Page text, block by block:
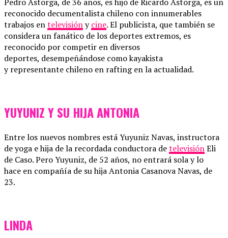
reconocido decumentalista chileno con innumerables
trabajos entelevisiónycine. El publicista, que también se
considera un fanático de los deportes extremos, es
reconocido por competir en diversos
deportes, desempeñándose como kayakista
y representante chileno en rafting en la actualidad.
YUYUNIZ Y SU HIJA ANTONIA
Entre los nuevos nombres está Yuyuniz Navas, instructora
de yoga e hija de la recordada conductora detelevisiónEli
de Caso. Pero Yuyuniz, de 52 años, no entrará sola y lo
hace en compañía de su hija Antonia Casanova Navas, de
23.
LINDA